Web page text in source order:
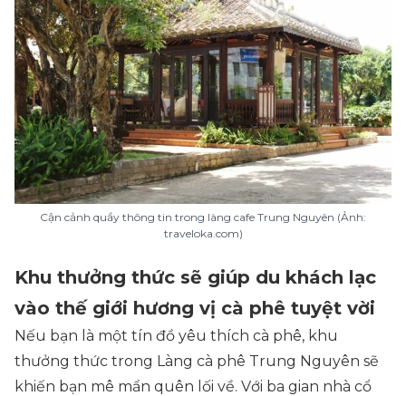
Cận cảnh quầy thông tin trong làng cafe Trung Nguyên (Ảnh:
traveloka.com)
Khu thưởng thức sẽ giúp du khách lạc
vào thế giới hương vị cà phê tuyệt vời
Nếu bạn là một tín đồ yêu thích cà phê, khu
thưởng thức trong Làng cà phê Trung Nguyên sẽ
khiến bạn mê mẩn quên lối về. Với ba gian nhà cổ